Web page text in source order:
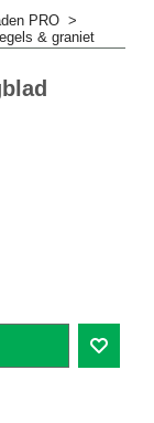
PRO >
& graniet